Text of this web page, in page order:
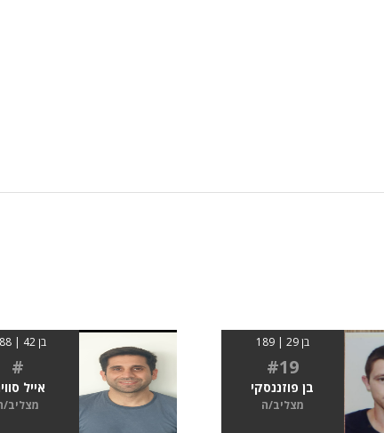
בן 29 | 189
#19
בן פוזננסקי
מצליב/ה
בן 42 | 1.88
#
אייל
מצליב/